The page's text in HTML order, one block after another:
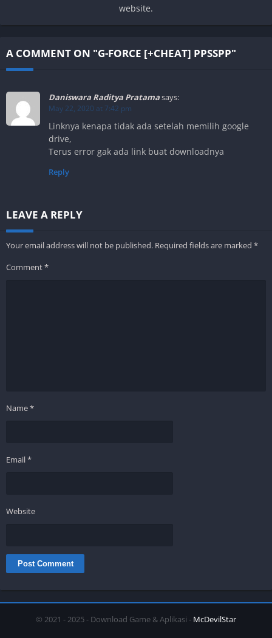
website.
A COMMENT ON "G-FORCE [+CHEAT] PPSSPP"
Daniswara Raditya Pratamasays:
May 22, 2020 at 7:42 pm
Linknya kenapa tidak ada setelah memilih google
drive,
Terus error gak ada link buat downloadnya
Reply
LEAVE A REPLY
Your email address will not be published. Required fields are marked *
Comment*
Name*
Email*
Website
© 2021 - 2025 - Download Game & Aplikasi - McDevilStar